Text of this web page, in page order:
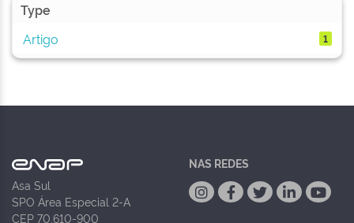
Type
Artigo
1
Asa Sul
SPO Área Especial 2-A
CEP 70.610-900
NAS REDES